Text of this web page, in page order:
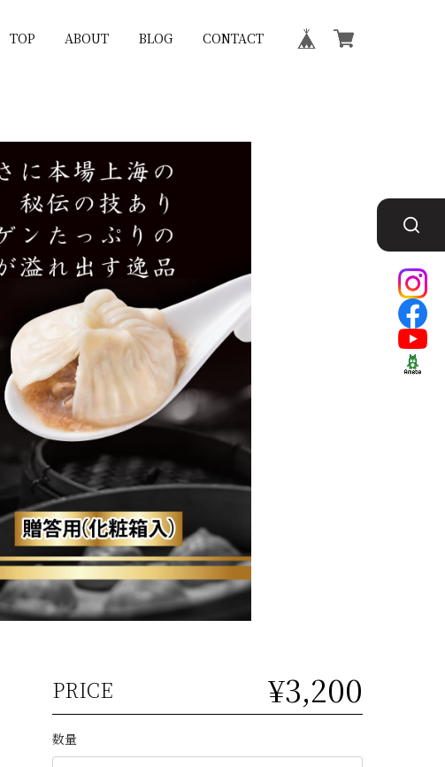
TOP ABOUT BLOG CONTACT
PRICE ¥3,200
数量